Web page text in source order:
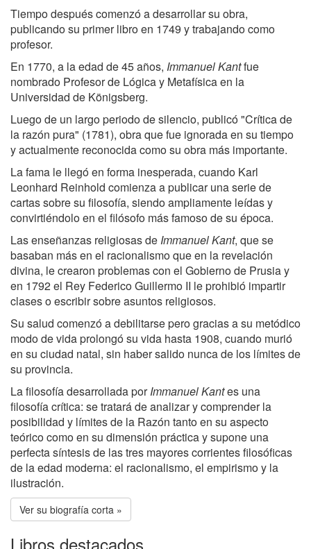
Tiempo después comenzó a desarrollar su obra,
publicando su primer libro en 1749 y trabajando como
profesor.
En 1770, a la edad de 45 años, Immanuel Kantfue
nombrado Profesor de Lógica y Metafísica en la
Universidad de Königsberg.
Luego de un largo periodo de silencio, publicó "Crítica de
la razón pura" (1781), obra que fue ignorada en su tiempo
y actualmente reconocida como su obra más importante.
La fama le llegó en forma inesperada, cuando Karl
Leonhard Reinhold comienza a publicar una serie de
cartas sobre su filosofía, siendo ampliamente leídas y
convirtiéndolo en el filósofo más famoso de su época.
Las enseñanzas religiosas de Immanuel Kant, que se
basaban más en el racionalismo que en la revelación
divina, le crearon problemas con el Gobierno de Prusia y
en 1792 el Rey Federico Guillermo II le prohibió impartir
clases o escribir sobre asuntos religiosos.
Su salud comenzó a debilitarse pero gracias a su metódico
modo de vida prolongó su vida hasta 1908, cuando murió
en su ciudad natal, sin haber salido nunca de los límites de
su provincia.
La filosofía desarrollada porImmanuel Kantes una
filosofía crítica: se tratará de analizar y comprender la
posibilidad y límites de la Razón tanto en su aspecto
teórico como en su dimensión práctica y supone una
perfecta síntesis de las tres mayores corrientes filosóficas
de la edad moderna: el racionalismo, el empirismo y la
ilustración.
Ver su biografía corta »
Libros destacados